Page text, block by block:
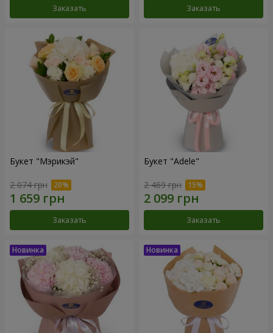
Заказать Заказать
Букет "Мэрикэй"
2 074 грн
Заказать
Букет "Adele"
2 469 грн
Заказать